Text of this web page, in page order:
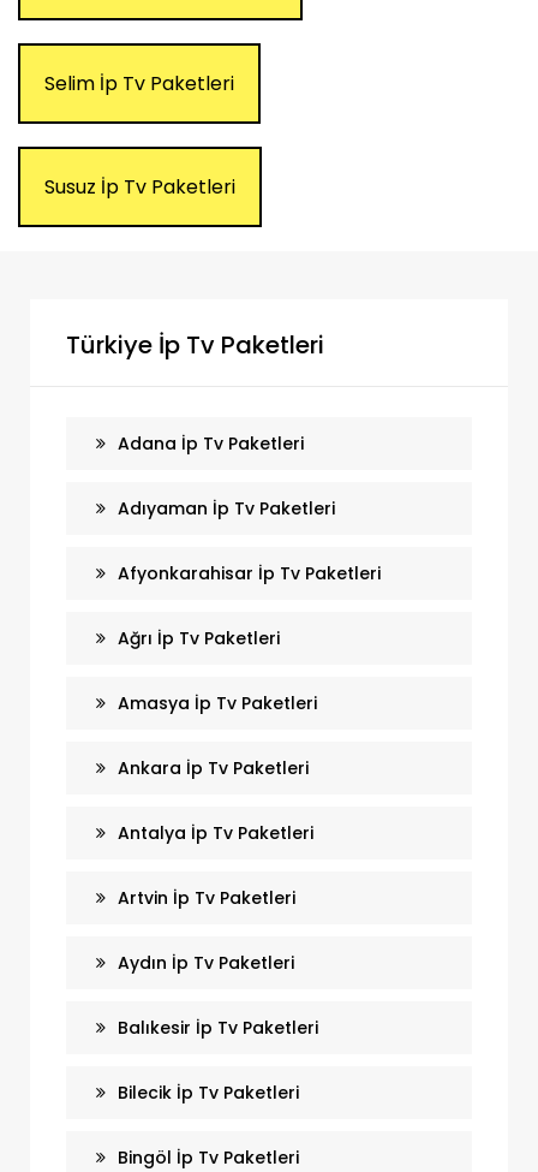
Selim İp Tv Paketleri
Susuz İp Tv Paketleri
Türkiye İp Tv Paketleri
Adana İp Tv Paketleri
Adıyaman İp Tv Paketleri
Afyonkarahisar İp Tv Paketleri
Ağrı İp Tv Paketleri
Amasya İp Tv Paketleri
Ankara İp Tv Paketleri
Antalya İp Tv Paketleri
Artvin İp Tv Paketleri
Aydın İp Tv Paketleri
Balıkesir İp Tv Paketleri
Bilecik İp Tv Paketleri
Bingöl İp Tv Paketleri